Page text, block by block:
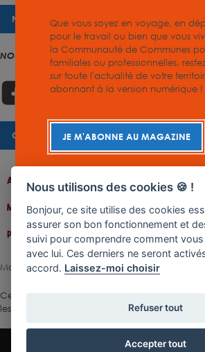
Accueil Contact Plan Du Site
Mentions Légales Gestion De Cookies
Politique De Confidentialité
NOUS CONTACTER
NOUS SUIVRE
CHARTE GRAPHIQUE
Made with ♥ by Rangoon
Ce site est protégé par reCAPTCHA.
les conditions d'utilisation
de Google
Que vous soyez en voyage, en
pour le travail ou bien que vous
la Communauté de Communes
familiales ou professionnelles,
sur toute l'actualité de votre
abonnant à la version numérique !
JE M'ABONNE AU MAGAZINE
Nous utilisons des cookies 🍪 !
Bonjour, ce site utilise des cookies
assurer son bon fonctionnement et
suivi pour comprendre comment
avec lui. Ces derniers ne seront
accord. Laissez-moi choisir
Refuser tout
Accepter tout